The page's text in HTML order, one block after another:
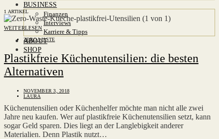
BUSINESS
Finanzen
Interviews
Karriere & Tipps
ABOUT
SHOP
1 ARTIKEL
WEITERLESEN
ZERO WASTE
Plastikfreie Küchenutensilien: die besten
Alternativen
NOVEMBER 3, 2018
LAURA
Küchenutensilien oder Küchenhelfer möchte man nicht alle zwei
Jahre neu kaufen. Wer auf plastikfreie Küchenutensilien setzt, kann
sogar Geld sparen. Dies liegt an der Langlebigkeit anderer
Materialien. Denn Plastik nutzt…